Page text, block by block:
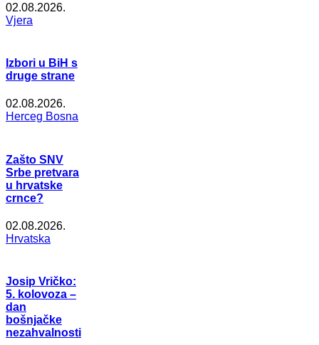
02.08.2026.
Vjera
Izbori u BiH s
druge strane
02.08.2026.
Herceg Bosna
Zašto SNV
Srbe pretvara
u hrvatske
crnce?
02.08.2026.
Hrvatska
Josip Vričko:
5. kolovoza –
dan
bošnjačke
nezahvalnosti